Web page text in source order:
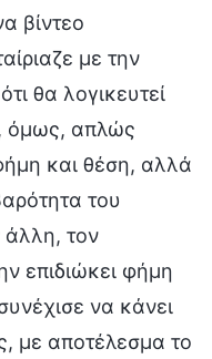
βίντεο
με την
θα λογικευτεί
όμως, απλώς
και θέση, αλλά
του
τον
επιδιώκει φήμη
να κάνει
με αποτέλεσμα το